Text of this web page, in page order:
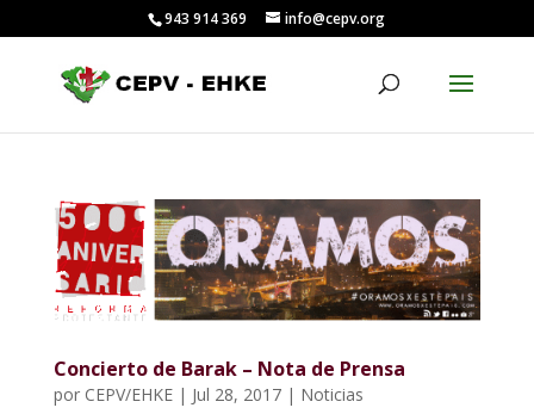
943 914 369 info@cepv.org
Concierto de Barak – Nota de Prensa
por CEPV/EHKE| Jul 28, 2017| Noticias